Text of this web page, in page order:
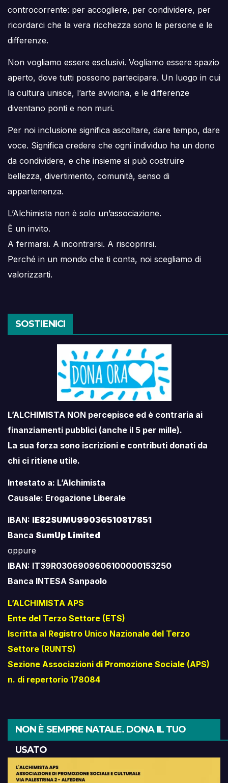
controcorrente: per accogliere, per condividere, per
ricordarci che la vera ricchezza sono le persone e le
differenze.
Non vogliamo essere esclusivi. Vogliamo essere spazio
aperto, dove tutti possono partecipare. Un luogo in cui
la cultura unisce, l’arte avvicina, e le differenze
diventano ponti e non muri.
Per noi inclusione significa ascoltare, dare tempo, dare
voce. Significa credere che ogni individuo ha un dono
da condividere, e che insieme si può costruire
bellezza, divertimento, comunità, senso di
appartenenza.
L’Alchimista non è solo un’associazione.
È un invito.
A fermarsi. A incontrarsi. A riscoprirsi.
Perché in un mondo che ti conta, noi scegliamo di
valorizzarti.
SOSTIENICI
L’ALCHIMISTA NON percepisce ed è contraria ai
finanziamenti pubblici (anche il 5 per mille).
La sua forza sono iscrizioni e contributi donati da
chi ci ritiene utile.
Intestato a: L’Alchimista
Causale: Erogazione Liberale
IBAN: IE82SUMU99036510817851
Banca SumUp Limited
oppure
IBAN: IT39R0306909606100000153250
Banca INTESA Sanpaolo
L’ALCHIMISTA APS
Ente del Terzo Settore (ETS)
Iscritta al Registro Unico Nazionale del Terzo
Settore (RUNTS)
Sezione Associazioni di Promozione Sociale (APS)
n. di repertorio 178084
NON È SEMPRE NATALE. DONA IL TUO
USATO